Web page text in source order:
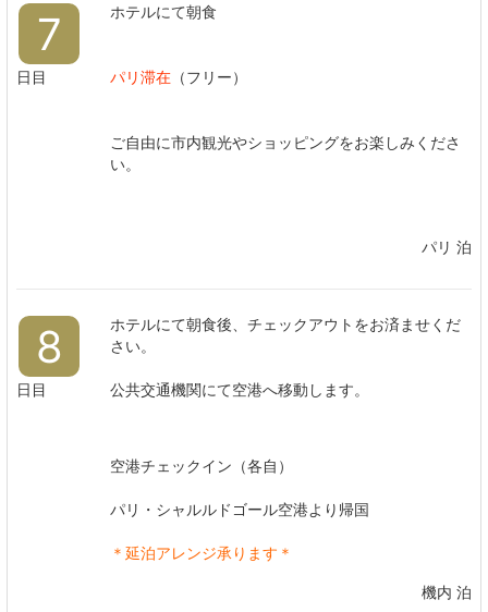
7
日目
ホテルにて朝食
パリ滞在 （フリー）
ご自由に市内観光やショッピングをお楽しみくださ
い。
パリ 泊
8
日目
ホテルにて朝食後、チェックアウトをお済ませくだ
さい。
公共交通機関にて空港へ移動します。
空港チェックイン（各自）
パリ・シャルルドゴール空港より帰国
＊延泊アレンジ承ります＊
機内 泊